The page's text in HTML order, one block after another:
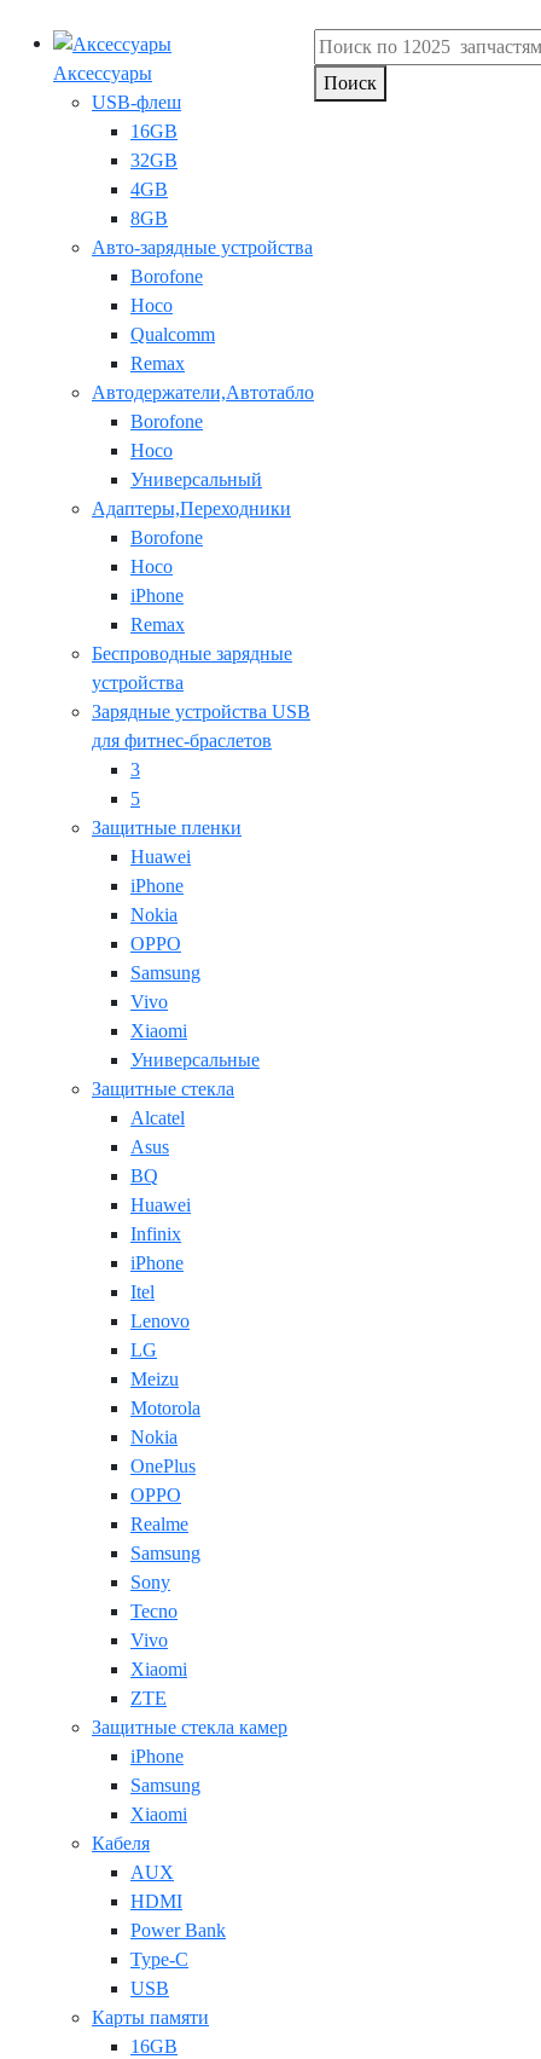
Аксессуары
USB-флеш
16GB
32GB
4GB
8GB
Авто-зарядные устройства
Borofone
Hoco
Qualcomm
Remax
Автодержатели,Автотабло
Borofone
Hoco
Универсальный
Адаптеры,Переходники
Borofone
Hoco
iPhone
Remax
Беспроводные зарядные
устройства
Зарядные устройства USB
для фитнес-браслетов
3
5
Защитные пленки
Huawei
iPhone
Nokia
OPPO
Samsung
Vivo
Xiaomi
Универсальные
Защитные стекла
Alcatel
Asus
BQ
Huawei
Infinix
iPhone
Itel
Lenovo
LG
Meizu
Motorola
Nokia
OnePlus
OPPO
Realme
Samsung
Sony
Tecno
Vivo
Xiaomi
ZTE
Защитные стекла камер
iPhone
Samsung
Xiaomi
Кабеля
AUX
HDMI
Power Bank
Type-C
USB
Карты памяти
16GB
Поиск